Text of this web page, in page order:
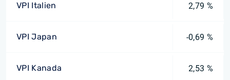
VPI Italien 2,79 %
VPI Japan -0,69 %
VPI Kanada 2,53 %